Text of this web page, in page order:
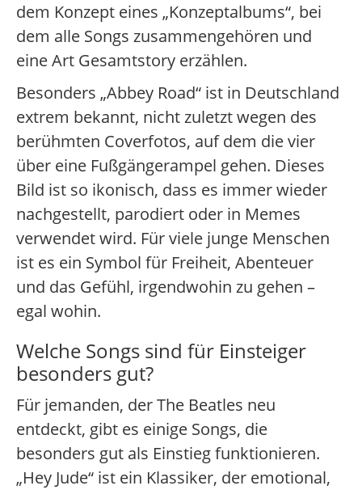
dem Konzept eines „Konzeptalbums“, bei
dem alle Songs zusammengehören und
eine Art Gesamtstory erzählen.
Besonders „Abbey Road“ ist in Deutschland
extrem bekannt, nicht zuletzt wegen des
berühmten Coverfotos, auf dem die vier
über eine Fußgängerampel gehen. Dieses
Bild ist so ikonisch, dass es immer wieder
nachgestellt, parodiert oder in Memes
verwendet wird. Für viele junge Menschen
ist es ein Symbol für Freiheit, Abenteuer
und das Gefühl, irgendwohin zu gehen –
egal wohin.
Welche Songs sind für Einsteiger
besonders gut?
Für jemanden, der The Beatles neu
entdeckt, gibt es einige Songs, die
besonders gut als Einstieg funktionieren.
„Hey Jude“ ist ein Klassiker, der emotional,